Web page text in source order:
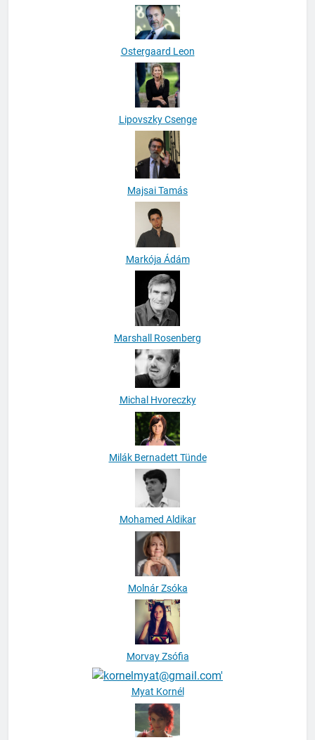
Ostergaard Leon
Lipovszky Csenge
Majsai Tamás
Markója Ádám
Marshall Rosenberg
Michal Hvoreczky
Milák Bernadett Tünde
Mohamed Aldikar
Molnár Zsóka
Morvay Zsófia
Myat Kornél